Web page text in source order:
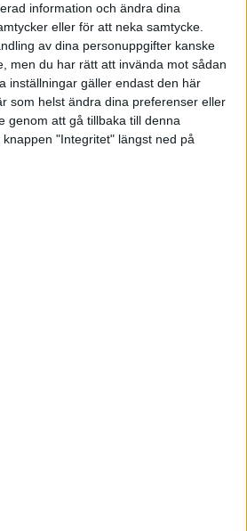
information och ändra dina
eller för att neka samtycke.
av dina personuppgifter kanske
men du har rätt att invända mot sådan
inställningar gäller endast den här
som helst ändra dina preferenser eller
genom att gå tillbaka till denna
"Integritet" längst ned på
- Spa portal